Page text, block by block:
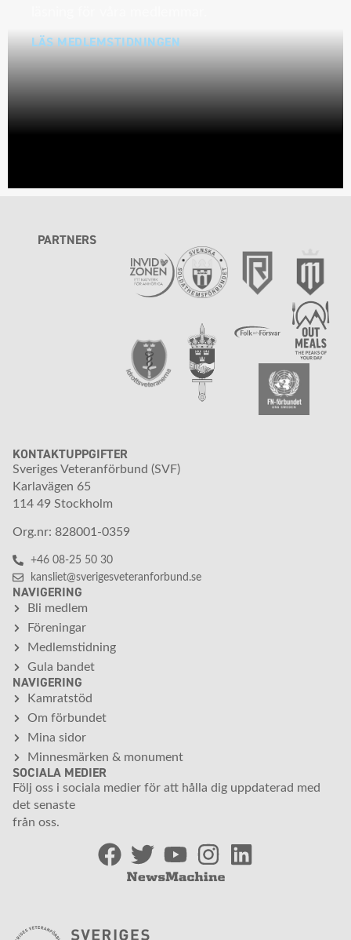
LÄS MEDLEMSTIDNINGEN
PARTNERS
KONTAKTUPPGIFTER
Sveriges Veteranförbund (SVF)
Karlavägen 65
114 49 Stockholm
Org.nr: 828001-0359
+46 08-25 50 30
kansliet@sverigesveteranforbund.se
NAVIGERING
Bli medlem
Föreningar
Medlemstidning
Gula bandet
NAVIGERING
Kamratstöd
Om förbundet
Mina sidor
Minnesmärken & monument
SOCIALA MEDIER
Följ oss i sociala medier för att hålla dig uppdaterad med
det senaste
från oss.